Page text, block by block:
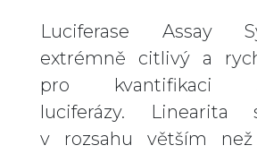
Luciferase Assay
extrémně citlivý a
pro kvantifikaci
luciferázy.
v rozsahu větším